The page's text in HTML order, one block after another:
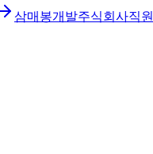
삼매봉개발주식회사직원